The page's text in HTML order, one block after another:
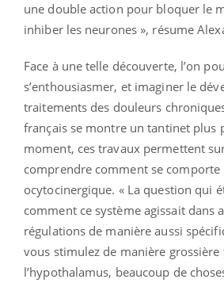
une double action pour bloquer le
inhiber les neurones », résume
Face à une telle découverte, l’on
s’enthousiasmer, et imaginer le
traitements des douleurs
français se montre un tantinet plus
moment, ces travaux permettent
comprendre comment se comporte
ocytocinergique. « La question qui
comment ce système agissait dans
régulations de manière aussi
vous stimulez de manière grossière
l’hypothalamus, beaucoup de